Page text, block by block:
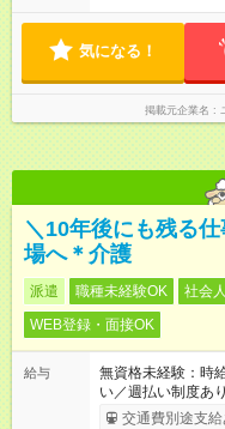
定（毎週同じ曜日
気になる！
掲載元企業名
＼10年後にも残る
場へ＊介護
派遣 職種未経験OK 社会
WEB登録・面接OK
給与
無資格未経験：
い／週払い制度あ
完了次第のお支払
交通費別途支給